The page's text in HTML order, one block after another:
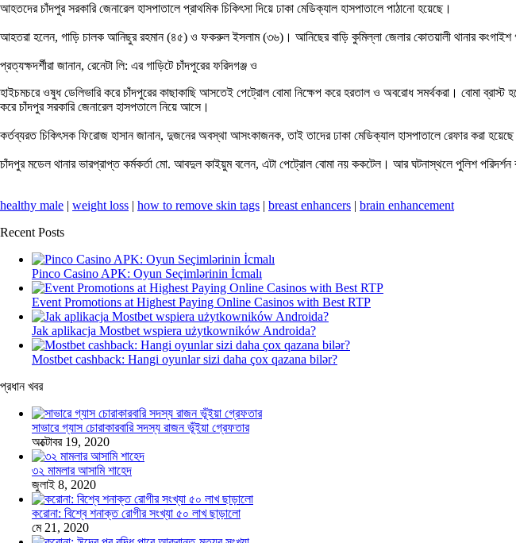
আহতদের চাঁদপুর সরকারি জেনারেল হাসপাতালে প্রাথমিক চিকিৎসা দিয়ে ঢাকা মেডিক্যাল হাসপাতালে পাঠানো হয়েছে।
আহতরা হলেন, গাড়ি চালক আনিছুর রহমান (৪৫) ও ফকরুল ইসলাম (৩৬)। আনিছের বাড়ি কুমিল্লা জেলার কোতয়ালী থানার কংগাইশ
প্রত্যক্ষদর্শীরা জানান, রেনেটা লি: এর গাড়িটে চাঁদপুরের ফরিদগঞ্জ ও
হাইচমচরে ওষুধ ডেলিভারি করে চাঁদপুরের কাছাকাছি আসতেই পেট্রোল বোমা নিক্ষেপ করে হরতাল ও অবরোধ সমর্থকরা। বোমা
করে চাঁদপুর সরকারি জেনারেল হাসপতালে নিয়ে আসে।
কর্তব্যরত চিকিৎসক ফিরোজ হাসান জানান, দুজনের অবস্থা আসংকাজনক, তাই তাদের ঢাকা মেডিক্যাল হাসপাতালে রেফার করা
চাঁদপুর মডেল থানার ভারপ্রাপ্ত কর্মকর্তা মো. আবদুল কাইয়ুম বলেন, এটা পেট্রোল বোমা নয় ককটেল। আর ঘটনাস্থলে পুলিশ
healthy male | weight loss | how to remove skin tags | breast enhancers | brain enhancement
Recent Posts
Pinco Casino APK: Oyun Seçimlərinin İcmalı
Event Promotions at Highest Paying Online Casinos with Best RTP
Jak aplikacja Mostbet wspiera użytkowników Androida?
Mostbet cashback: Hangi oyunlar sizi daha çox qazana bilər?
প্রধান খবর
সাভারে গ্যাস চোরাকারবারি সদস্য রাজন ভূঁইয়া গ্রেফতার
অক্টোবর 19, 2020
৩২ মামলার আসামি শাহেদ
জুলাই 8, 2020
করোনা: বিশ্বে শনাক্ত রোগীর সংখ্যা ৫০ লাখ ছাড়ালো
মে 21, 2020